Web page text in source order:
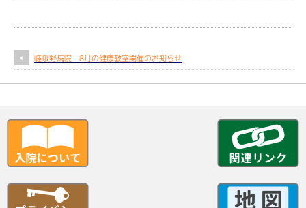
嵯峨野病院 8月の健康教室開催のお知らせ